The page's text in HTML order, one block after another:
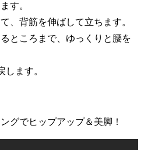
す。
、背筋を伸ばして立ちます。
ところまで、ゆっくりと腰を
します。
グでヒップアップ＆美脚！